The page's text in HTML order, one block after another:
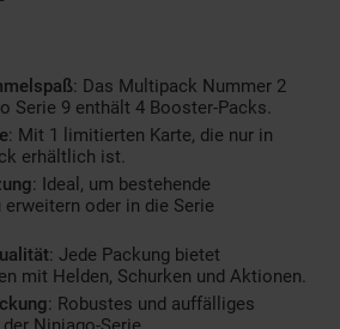
: Das Multipack Nummer 2
Serie 9 enthält 4 Booster-Packs.
: Mit 1 limitierten Karte, die nur in
erhältlich ist.
: Ideal, um bestehende
erweitern oder in die Serie
: Jede Packung bietet
mit Helden, Schurken und Aktionen.
: Robustes und auffälliges